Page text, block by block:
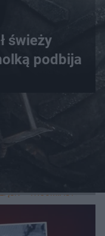
świeży
podbija
TRÓJMIASTO